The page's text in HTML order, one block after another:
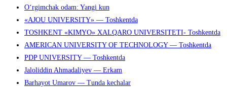
поиска.
O‘rgimchak odam: Yangi kun
«AJOU UNIVERSITY» — Toshkentda
TOSHKENT «KIMYO» XALQARO UNIVERSITETI- Toshkentda
AMERICAN UNIVERSITY OF TECHNOLOGY — Toshkentda
PDP UNIVERSITY — Toshkentda
Jaloliddin Ahmadaliyev — Erkam
Barhayot Umarov — Tunda kechalar